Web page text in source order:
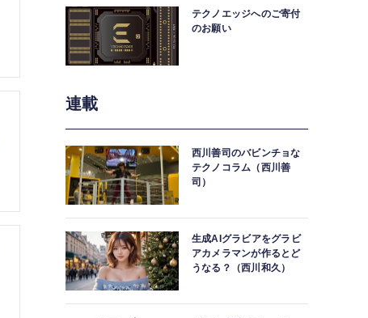
テクノエッジへのご寄付
のお願い
連載
西川善司のバビンチョな
テクノコラム（西川善
司）
生成AIグラビアをグラビ
アカメラマンが作るとど
うなる？（西川和久）